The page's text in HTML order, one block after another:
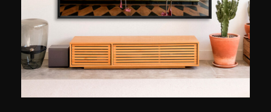
jedem seiner Fotos ein kleines Stück der Seele
der Stadt und ihrer Energie festzuhalten.